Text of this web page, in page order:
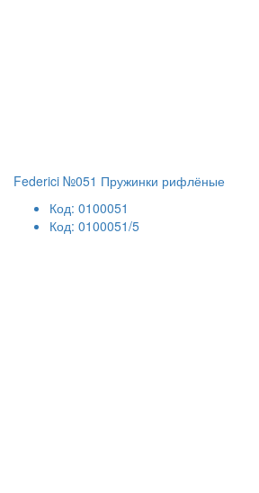
Federici №051 Пружинки рифлёные
Код: 0100051
Код: 0100051/5